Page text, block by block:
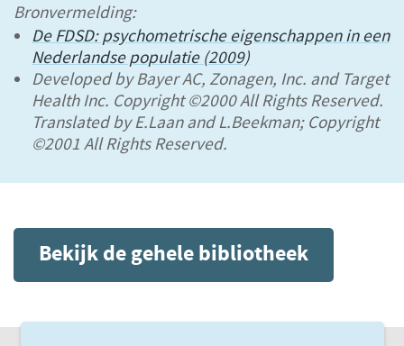
Bronvermelding:
De FDSD: psychometrische eigenschappen in een
Nederlandse populatie (2009)
Developed by Bayer AC, Zonagen, Inc. and Target
Health Inc. Copyright ©2000 All Rights Reserved.
Translated by E.Laan and L.Beekman; Copyright
©2001 All Rights Reserved.
Bekijk de gehele bibliotheek